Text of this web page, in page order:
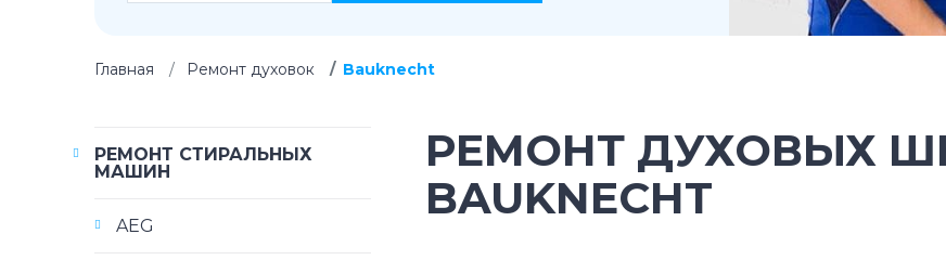
Главная Ремонт духовок Bauknecht
РЕМОНТ ДУХОВЫХ
BAUKNECHT
РЕМОНТ СТИРАЛЬНЫХ
МАШИН
AEG